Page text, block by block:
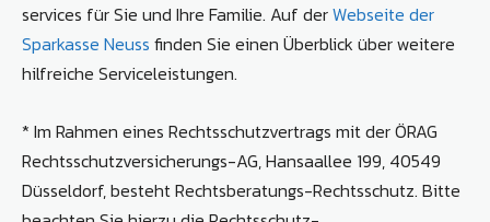
services für Sie und Ihre Familie. Auf derWebseite der
Sparkasse Neuss finden Sie einen Überblick über weitere
hilfreiche Serviceleistungen.
* Im Rahmen eines Rechtsschutzvertrags mit der ÖRAG
Rechtsschutzversicherungs-AG, Hansaallee 199, 40549
Düsseldorf, besteht Rechtsberatungs-Rechtsschutz. Bitte